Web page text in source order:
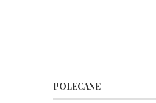
POLECANE